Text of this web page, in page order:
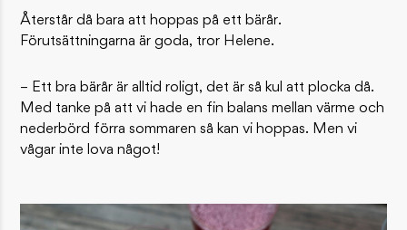
Återstår då bara att hoppas på ett bärår.
Förutsättningarna är goda, tror Helene.
– Ett bra bärår är alltid roligt, det är så kul att plocka då.
Med tanke på att vi hade en fin balans mellan värme och
nederbörd förra sommaren så kan vi hoppas. Men vi
vågar inte lova något!